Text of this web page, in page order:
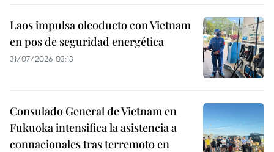
Laos impulsa oleoducto con Vietnam
en pos de seguridad energética
31/07/2026 03:13
Consulado General de Vietnam en
Fukuoka intensifica la asistencia a
connacionales tras terremoto en